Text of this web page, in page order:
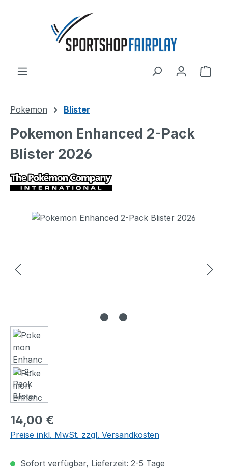
Zum Hauptinhalt springen
Pokemon Blister
Pokemon Enhanced 2-Pack
Blister 2026
Bildergalerie überspringen
Regulärer Preis:
14,00 €
Preise inkl. MwSt. zzgl. Versandkosten
Sofort verfügbar, Lieferzeit: 2-5 Tage